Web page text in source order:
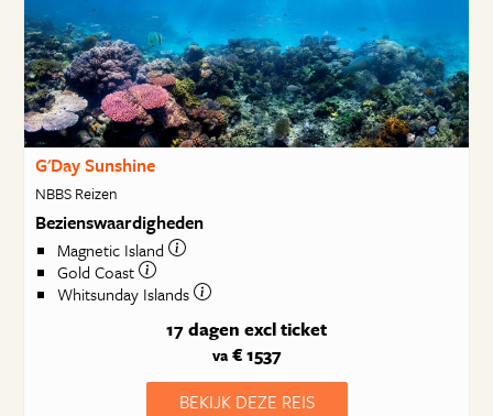
G'Day Sunshine
NBBS Reizen
Bezienswaardigheden
Magnetic Island
Gold Coast
Whitsunday Islands
17 dagen excl ticket
va€ 1537
BEKIJK DEZE REIS